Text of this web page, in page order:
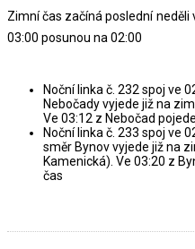
Zimní čas začíná poslední neděli
03:00 posunou na 02:00
Noční linka č. 232 spoj ve
Nebočady vyjede již na
Ve 03:12 z Nebočad
Noční linka č. 233 spoj ve
směr Bynov vyjede již na
Kamenická). Ve 03:20 z
čas